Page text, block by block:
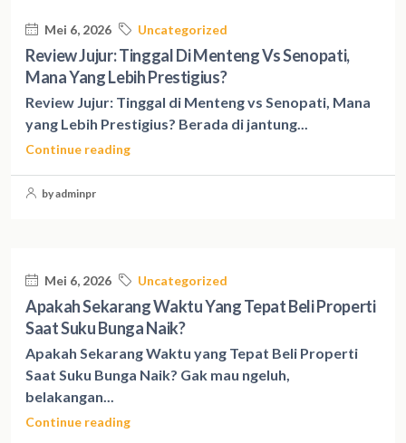
Mei 6, 2026 Uncategorized
Review Jujur: Tinggal Di Menteng Vs Senopati,
Mana Yang Lebih Prestigius?
Review Jujur: Tinggal di Menteng vs Senopati, Mana
yang Lebih Prestigius? Berada di jantung...
Continue reading
by adminpr
Mei 6, 2026 Uncategorized
Apakah Sekarang Waktu Yang Tepat Beli Properti
Saat Suku Bunga Naik?
Apakah Sekarang Waktu yang Tepat Beli Properti
Saat Suku Bunga Naik? Gak mau ngeluh,
belakangan...
Continue reading